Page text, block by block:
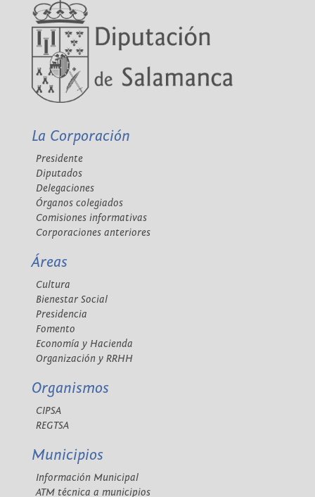
La Corporación
Presidente
Diputados
Delegaciones
Órganos colegiados
Comisiones informativas
Corporaciones anteriores
Áreas
Cultura
Bienestar Social
Presidencia
Fomento
Economía y Hacienda
Organización y RRHH
Organismos
CIPSA
REGTSA
Municipios
Información Municipal
ATM técnica a municipios